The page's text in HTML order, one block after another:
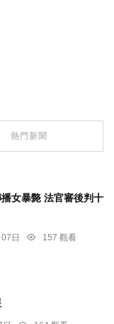
熱門新聞
女暴斃 法官審後判十
日
157 觀看